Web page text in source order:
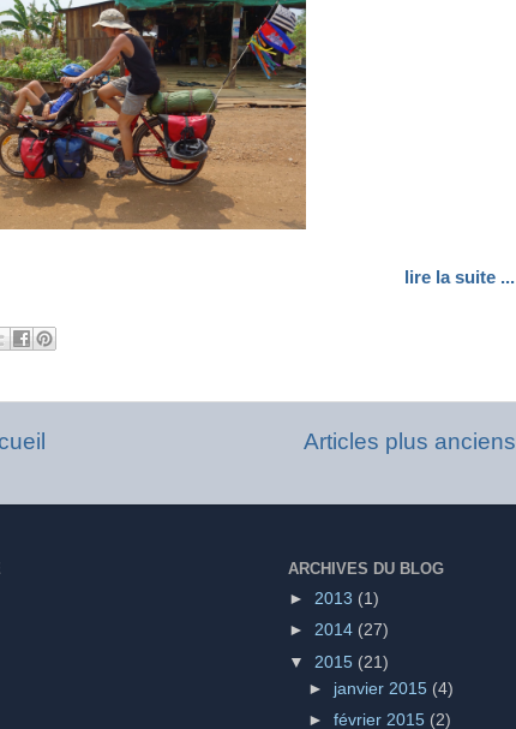
lire la suite ...
Articles plus anciens
ARCHIVES DU BLOG
► 2013 (1)
► 2014 (27)
▼ 2015 (21)
► janvier 2015 (4)
►février 2015 (2)